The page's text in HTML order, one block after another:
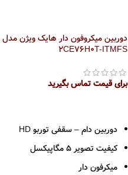
2CE76H0T-ITMFS
برای قیمت تماس بگیرید
دوربین دام – سقفی توربو HD
کیفیت تصویر 5 مگاپیکسل
میکرفون دار